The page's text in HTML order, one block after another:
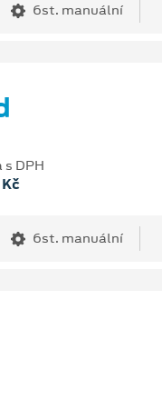
6st. manuální
s DPH
6st. manuální